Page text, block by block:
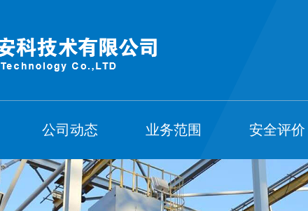
公司动态 业务范围 安全评价